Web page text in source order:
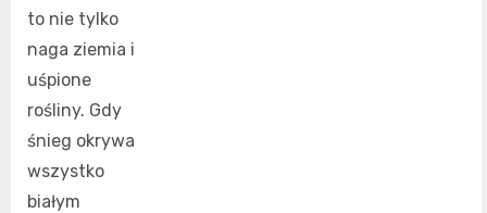
to nie tylko
naga ziemia i
uśpione
rośliny. Gdy
śnieg okrywa
wszystko
białym